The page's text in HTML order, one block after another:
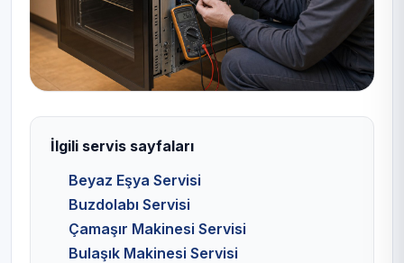
İlgili servis sayfaları
Beyaz Eşya Servisi
Buzdolabı Servisi
Çamaşır Makinesi Servisi
Bulaşık Makinesi Servisi